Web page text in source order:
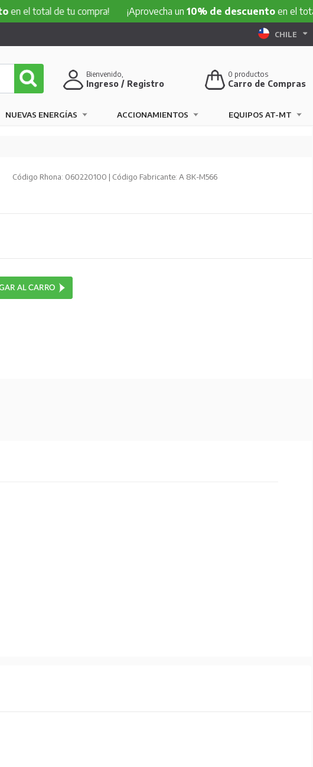
de tu compra! ¡Aprovecha un10% de descuentoen el total de tu
CHILE
0 productos
Carro de Compras
Bienvenido,
Ingreso / Registro
NUEVAS ENERGÍAS ACCIONAMIENTOS EQUIPOS AT-MT
Código Rhona: 060220100 | Código Fabricante: A 8K-M566